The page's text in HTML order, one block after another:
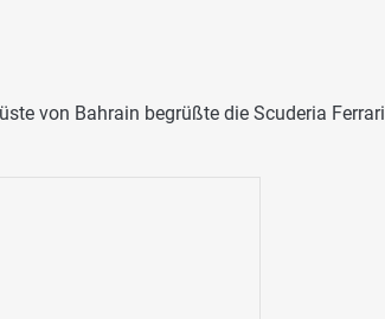
von Bahrain begrüßte die Scuderia Ferrari